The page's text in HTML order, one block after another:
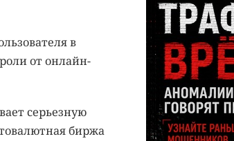
в
от онлайн-
серьезную
биржа